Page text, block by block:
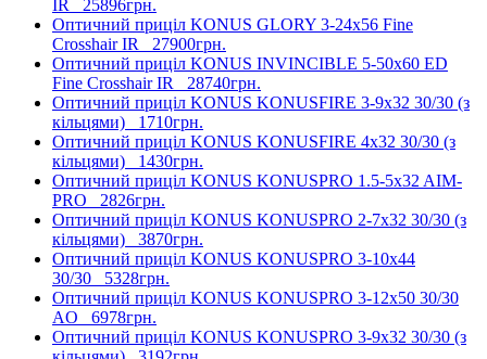
IR 25896грн.
Оптичний приціл KONUS GLORY 3-24x56 Fine
Crosshair IR 27900грн.
Оптичний приціл KONUS INVINCIBLE 5-50x60 ED
Fine Crosshair IR 28740грн.
Оптичний приціл KONUS KONUSFIRE 3-9x32 30/30 (з
кільцями) 1710грн.
Оптичний приціл KONUS KONUSFIRE 4x32 30/30 (з
кільцями) 1430грн.
Оптичний приціл KONUS KONUSPRO 1.5-5x32 AIM-
PRO 2826грн.
Оптичний приціл KONUS KONUSPRO 2-7x32 30/30 (з
кільцями) 3870грн.
Оптичний приціл KONUS KONUSPRO 3-10x44
30/30 5328грн.
Оптичний приціл KONUS KONUSPRO 3-12x50 30/30
AO 6978грн.
Оптичний приціл KONUS KONUSPRO 3-9x32 30/30 (з